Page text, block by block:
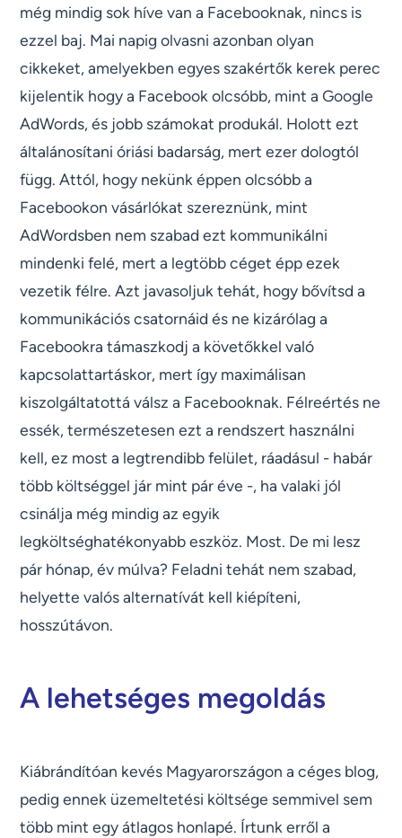
még mindig sok híve van a Facebooknak, nincs is
ezzel baj. Mai napig olvasni azonban olyan
cikkeket, amelyekben egyes szakértők kerek perec
kijelentik hogy a Facebook olcsóbb, mint a Google
AdWords, és jobb számokat produkál. Holott ezt
általánosítani óriási badarság, mert ezer dologtól
függ. Attól, hogy nekünk éppen olcsóbb a
Facebookon vásárlókat szereznünk, mint
AdWordsben nem szabad ezt kommunikálni
mindenki felé, mert a legtöbb céget épp ezek
vezetik félre. Azt javasoljuk tehát, hogy bővítsd a
kommunikációs csatornáid és ne kizárólag a
Facebookra támaszkodj a követőkkel való
kapcsolattartáskor, mert így maximálisan
kiszolgáltatottá válsz a Facebooknak. Félreértés ne
essék, természetesen ezt a rendszert használni
kell, ez most a legtrendibb felület, ráadásul - habár
több költséggel jár mint pár éve -, ha valaki jól
csinálja még mindig az egyik
legköltséghatékonyabb eszköz. Most. De mi lesz
pár hónap, év múlva? Feladni tehát nem szabad,
helyette valós alternatívát kell kiépíteni,
hosszútávon.
A lehetséges megoldás
Kiábrándítóan kevés Magyarországon a céges blog,
pedig ennek üzemeltetési költsége semmivel sem
több mint egy átlagos honlapé. Írtunk erről a